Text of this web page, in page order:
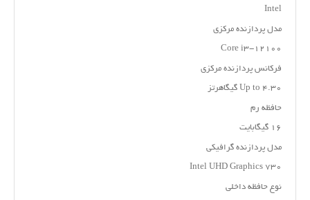
Intel
مدل پردازنده مرکزی
Core i۳-۱۲۱۰۰
فرکانس پردازنده مرکزی
Up to ۴.۳۰ گیگاهرتز
حافظه رم
۱۶ گیگابایت
مدل پردازنده گرافیکی
Intel UHD Graphics ۷۳۰
نوع حافظه داخلی